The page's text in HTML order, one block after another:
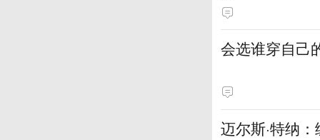
会选谁穿自己
迈尔斯·特纳